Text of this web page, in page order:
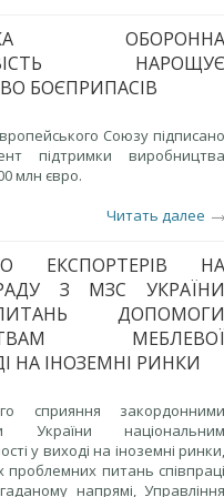
ОБОРОННА
НАРОЩУЄ
БОЄПРИПАСІВ
Союзу підписано
підтримки виробництва
млн євро.
Читать далее
ЕКСПОРТЕРІВ НА
З МЗС УКРАЇНИ
ДОПОМОГИ
МЕБЛЕВОЇ
НА ІНОЗЕМНІ РИНКИ
сприяння закордонними
України національним
у виході на іноземні ринки,
питань співпраці
напрямі, Управління